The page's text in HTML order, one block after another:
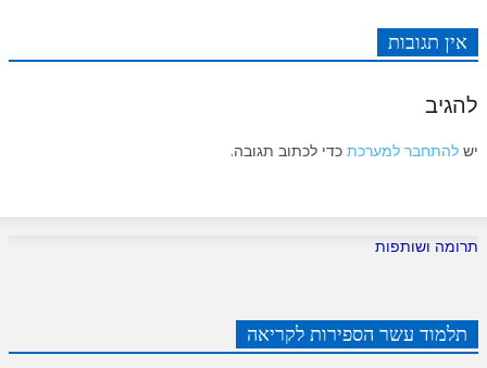
אין תגובות
להגיב
יש להתחבר למערכת כדי לכתוב תגובה.
תרומה ושותפות
תלמוד עשר הספירות לקריאה